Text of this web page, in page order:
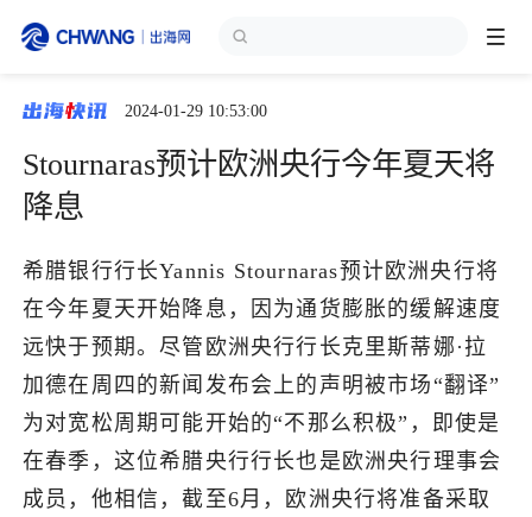
跨境展会
出海服务
出海资讯
跨境报告
出海导航
出海交流群
2024-01-29 10:53:00
Stournaras预计欧洲央行今年夏天将
降息
希腊银行行长Yannis Stournaras预计欧洲央行将
在今年夏天开始降息，因为通货膨胀的缓解速度
远快于预期。尽管欧洲央行行长克里斯蒂娜·拉
加德在周四的新闻发布会上的声明被市场“翻译”
为对宽松周期可能开始的“不那么积极”，即使是
在春季，这位希腊央行行长也是欧洲央行理事会
成员，他相信，截至6月，欧洲央行将准备采取